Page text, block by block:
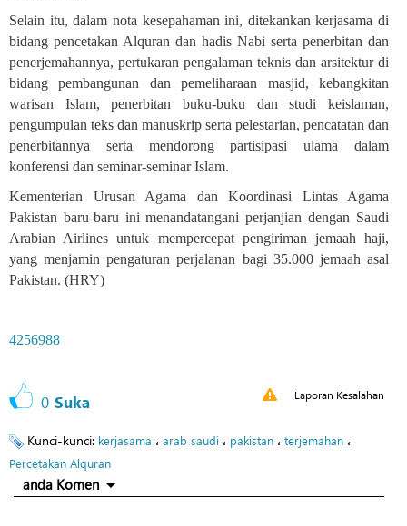
Selain itu, dalam nota kesepahaman ini, ditekankan kerjasama di
bidang pencetakan Alquran dan hadis Nabi serta penerbitan dan
penerjemahannya, pertukaran pengalaman teknis dan arsitektur di
bidang pembangunan dan pemeliharaan masjid, kebangkitan
warisan Islam, penerbitan buku-buku dan studi keislaman,
pengumpulan teks dan manuskrip serta pelestarian, pencatatan dan
penerbitannya serta mendorong partisipasi ulama dalam
konferensi dan seminar-seminar Islam.
Kementerian Urusan Agama dan Koordinasi Lintas Agama
Pakistan baru-baru ini menandatangani perjanjian dengan Saudi
Arabian Airlines untuk mempercepat pengiriman jemaah haji,
yang menjamin pengaturan perjalanan bagi 35.000 jemaah asal
Pakistan. (HRY)
4256988
0 Suka Laporan Kesalahan
Kunci-kunci: kerjasama ، arab saudi ، pakistan ، terjemahan ،
Percetakan Alquran
anda Komen